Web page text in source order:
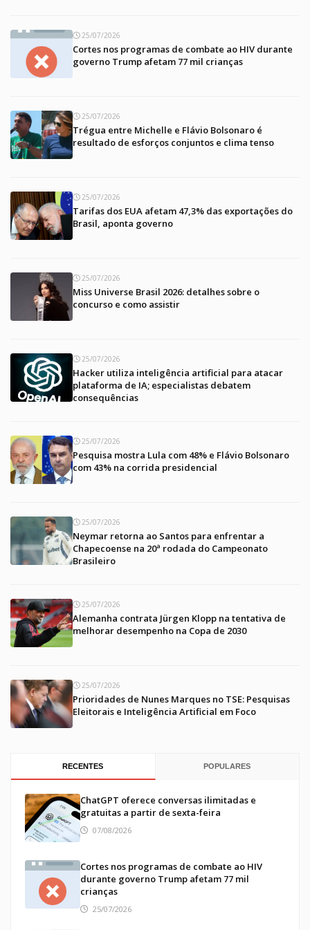
25/07/2026
Cortes nos programas de combate ao HIV durante
governo Trump afetam 77 mil crianças
25/07/2026
Trégua entre Michelle e Flávio Bolsonaro é
resultado de esforços conjuntos e clima tenso
25/07/2026
Tarifas dos EUA afetam 47,3% das exportações do
Brasil, aponta governo
25/07/2026
Miss Universe Brasil 2026: detalhes sobre o
concurso e como assistir
25/07/2026
Hacker utiliza inteligência artificial para atacar
plataforma de IA; especialistas debatem
consequências
25/07/2026
Pesquisa mostra Lula com 48% e Flávio Bolsonaro
com 43% na corrida presidencial
25/07/2026
Neymar retorna ao Santos para enfrentar a
Chapecoense na 20ª rodada do Campeonato
Brasileiro
25/07/2026
Alemanha contrata Jürgen Klopp na tentativa de
melhorar desempenho na Copa de 2030
25/07/2026
Prioridades de Nunes Marques no TSE: Pesquisas
Eleitorais e Inteligência Artificial em Foco
RECENTES POPULARES
ChatGPT oferece conversas ilimitadas e
gratuitas a partir de sexta-feira
07/08/2026
Cortes nos programas de combate ao HIV
durante governo Trump afetam 77 mil
crianças
25/07/2026